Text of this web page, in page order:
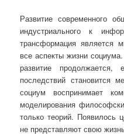
Развитие современного
индустриального к
трансформация является
все аспекты жизни
развитие
последствий становится
социум воспринимает
моделирования
только теорий. Появилось
не представляют свою